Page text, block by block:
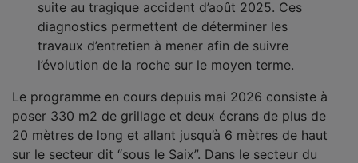
suite au tragique accident d’août 2025. Ces
diagnostics permettent de déterminer les
travaux d’entretien à mener afin de suivre
l’évolution de la roche sur le moyen terme.
Le programme en cours depuis mai 2026 consiste à
poser 330 m2 de grillage et deux écrans de plus de
20 mètres de long et allant jusqu’à 6 mètres de haut
sur le secteur dit “sous le Saix”. Dans le secteur du